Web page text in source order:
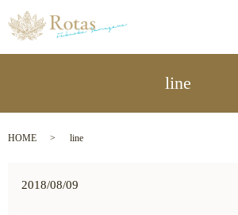
line
HOME line
2018/08/09